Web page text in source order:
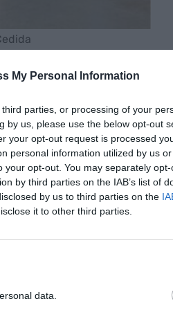
My Personal Information
parties, or processing of your
by us, please use the below opt-out
your opt-out request is processed
personal information utilized by us
opt-out. You may separately
by third parties on the IAB’s list of
by us to third parties on the
it to other third parties.
data.
Teresa Ochoaper
el seu marit,
Mataró i
del que acabaria
i que ven a més
d'euros.